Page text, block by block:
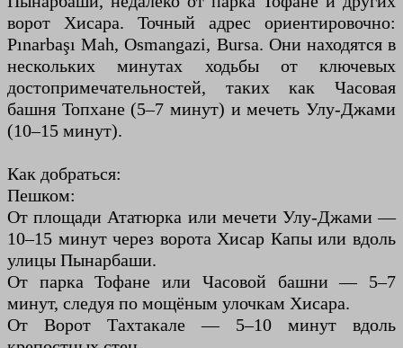
ворот Хисара. Точный адрес ориентировочно:
Pınarbaşı Mah, Osmangazi, Bursa. Они находятся в
нескольких минутах ходьбы от ключевых
достопримечательностей, таких как Часовая
башня Топхане (5–7 минут) и мечеть Улу-Джами
(10–15 минут).
Как добраться:
Пешком:
От площади Ататюрка или мечети Улу-Джами —
10–15 минут через ворота Хисар Капы или вдоль
улицы Пынарбаши.
От парка Тофане или Часовой башни — 5–7
минут, следуя по мощёным улочкам Хисара.
От Ворот Тахтакале — 5–10 минут вдоль